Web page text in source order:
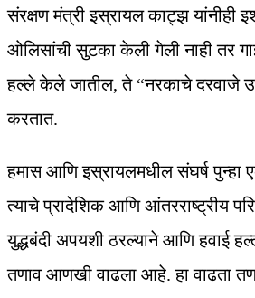
संरक्षण मंत्री इस्रायल काट्झ यांनीही
ओलिसांची सुटका केली गेली नाही तर
हल्ले केले जातील, ते “नरकाचे दरवाजे
करतात.
हमास आणि इस्रायलमधील संघर्ष
त्याचे प्रादेशिक आणि आंतरराष्ट्रीय
युद्धबंदी अपयशी ठरल्याने आणि हवाई
तणाव आणखी वाढला आहे. हा वाढता